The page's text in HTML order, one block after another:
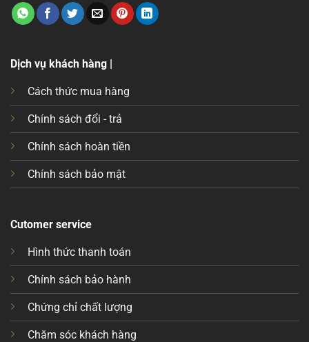
Dịch vụ khách hàng |
Cách thức mua hàng
Chính sách đổi - trả
Chính sách hoàn tiền
Chính sách bảo mật
Cutomer service
Hình thức thanh toán
Chính sách bảo hành
Chứng chỉ chất lượng
Chăm sóc khách hàng